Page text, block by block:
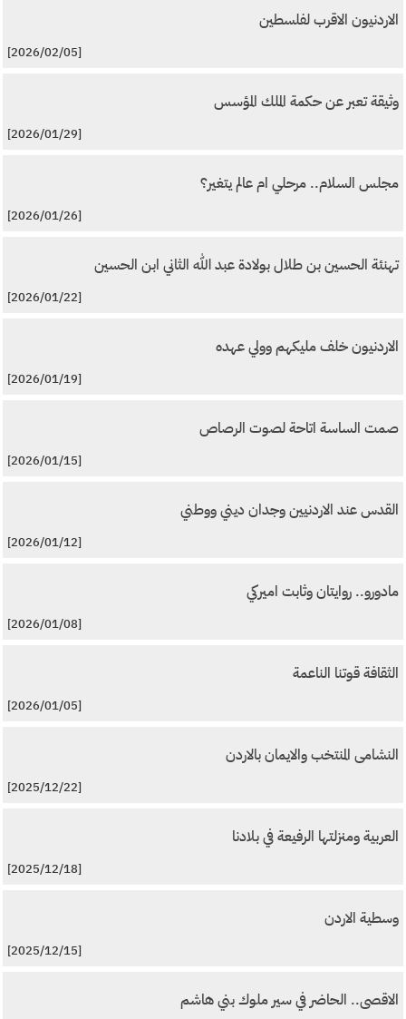
الاردنيون الاقرب لفلسطين
[2026/02/05]
وثيقة تعبر عن حكمة الملك المؤسس
[2026/01/29]
مجلس السلام.. مرحلي ام عالم يتغير؟
[2026/01/26]
تهنئة الحسين بن طلال بولادة عبد الله الثاني ابن الحسين
[2026/01/22]
الاردنيون خلف مليكهم وولي عهده
[2026/01/19]
صمت الساسة اتاحة لصوت الرصاص
[2026/01/15]
القدس عند الاردنيين وجدان ديني ووطني
[2026/01/12]
مادورو.. روايتان وثابت اميركي
[2026/01/08]
الثقافة قوتنا الناعمة
[2026/01/05]
النشامى المنتخب والايمان بالاردن
[2025/12/22]
العربية ومنزلتها الرفيعة في بلادنا
[2025/12/18]
وسطية الاردن
[2025/12/15]
الاقصى.. الحاضر في سير ملوك بني هاشم